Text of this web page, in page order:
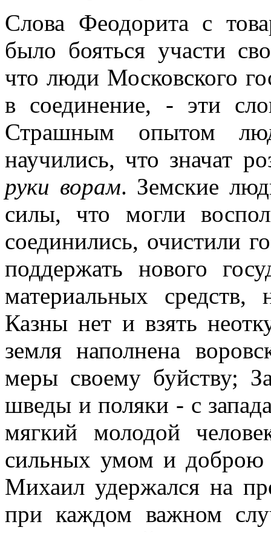
Слова Феодорита с
было бояться участи
что люди Московского
в соединение, - эти
Страшным опытом
научились, что значат
руки ворам. Земские
силы, что могли
соединились, очистили
поддержать нового
материальных
Казны нет и взять
земля наполнена
меры своему буйству;
шведы и поляки - с
мягкий молодой
сильных умом и доброю
Михаил удержался на
при каждом важном